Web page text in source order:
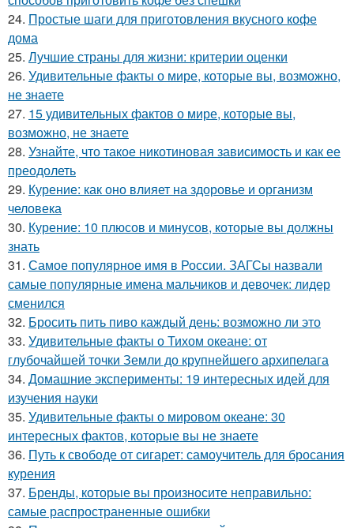
24. Простые шаги для приготовления вкусного кофе
дома
25. Лучшие страны для жизни: критерии оценки
26. Удивительные факты о мире, которые вы, возможно,
не знаете
27. 15 удивительных фактов о мире, которые вы,
возможно, не знаете
28. Узнайте, что такое никотиновая зависимость и как ее
преодолеть
29. Курение: как оно влияет на здоровье и организм
человека
30. Курение: 10 плюсов и минусов, которые вы должны
знать
31. Самое популярное имя в России. ЗАГСы назвали
самые популярные имена мальчиков и девочек: лидер
сменился
32. Бросить пить пиво каждый день: возможно ли это
33. Удивительные факты о Тихом океане: от
глубочайшей точки Земли до крупнейшего архипелага
34. Домашние эксперименты: 19 интересных идей для
изучения науки
35. Удивительные факты о мировом океане: 30
интересных фактов, которые вы не знаете
36. Путь к свободе от сигарет: самоучитель для бросания
курения
37. Бренды, которые вы произносите неправильно:
самые распространенные ошибки